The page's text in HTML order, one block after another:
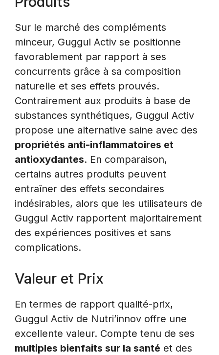
Sur le marché des compléments
minceur, Guggul Activ se positionne
favorablement par rapport à ses
concurrents grâce à sa composition
naturelle et ses effets prouvés.
Contrairement aux produits à base de
substances synthétiques, Guggul Activ
propose une alternative saine avec des
propriétés anti-inflammatoires et
antioxydantes. En comparaison,
certains autres produits peuvent
entraîner des effets secondaires
indésirables, alors que les utilisateurs de
Guggul Activ rapportent majoritairement
des expériences positives et sans
complications.
Valeur et Prix
En termes de rapport qualité-prix,
Guggul Activ de Nutri’innov offre une
excellente valeur. Compte tenu de ses
multiples bienfaits sur la santé et des